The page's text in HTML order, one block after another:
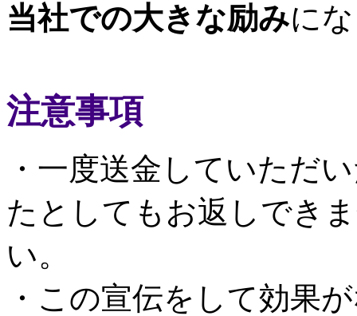
当社での大きな励みに
注意事項
・一度送金していただ
たとしてもお返しでき
い。
・この宣伝をして効果